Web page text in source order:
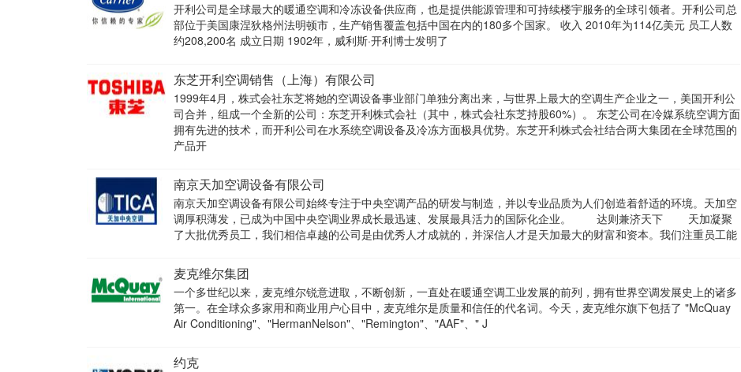
开利公司是全球最大的暖通空调和冷冻设备供应商，也是提供能源管理和可持续楼宇服务的全球引领者。开利公司总
部位于美国康涅狄格州法明顿市，生产销售覆盖包括中国在内的180多个国家。 收入 2010年为114亿美元 员工人数
约208,200名 成立日期 1902年，威利斯·开利博士发明了
东芝开利空调销售（上海）有限公司
1999年4月，株式会社东芝将她的空调设备事业部门单独分离出来，与世界上最大的空调生产企业之一，美国开利公
司合并，组成一个全新的公司：东芝开利株式会社（其中，株式会社东芝持股60%）。 东芝公司在冷媒系统空调方面
拥有先进的技术，而开利公司在水系统空调设备及冷冻方面极具优势。东芝开利株式会社结合两大集团在全球范围的
产品开
南京天加空调设备有限公司
南京天加空调设备有限公司始终专注于中央空调产品的研发与制造，并以专业品质为人们创造着舒适的环境。天加空
调厚积薄发，已成为中国中央空调业界成长最迅速、发展最具活力的国际化企业。 达则兼济天下 天加凝聚
了大批优秀员工，我们相信卓越的公司是由优秀人才成就的，并深信人才是天加最大的财富和资本。我们注重员工能
麦克维尔集团
一个多世纪以来，麦克维尔锐意进取，不断创新，一直处在暖通空调工业发展的前列，拥有世界空调发展史上的诸多
第一。在全球众多家用和商业用户心目中，麦克维尔是质量和信任的代名词。今天，麦克维尔旗下包括了 "McQuay
Air Conditioning"、"HermanNelson"、"Remington"、"AAF"、" J
约克